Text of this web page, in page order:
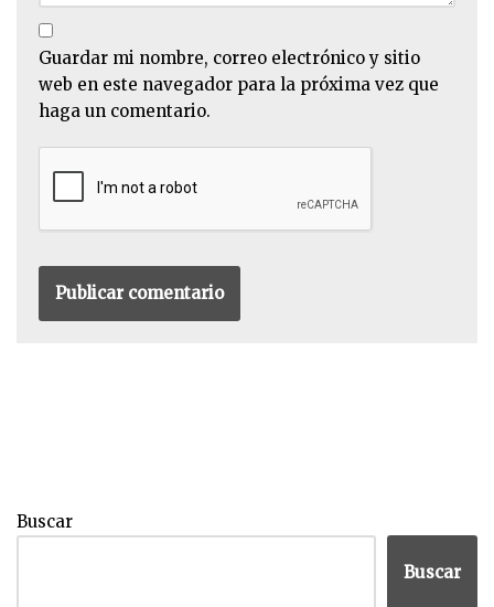
Guardar mi nombre, correo electrónico y sitio
web en este navegador para la próxima vez que
haga un comentario.
Buscar
Buscar